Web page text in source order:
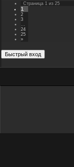
Страница 1 из 25
1
2
3
24
25
»